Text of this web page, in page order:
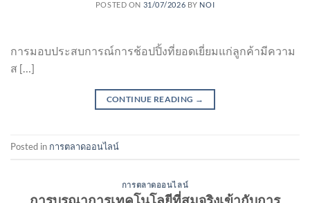
POSTED ON 31/07/2026 BY NOI
การมอบประสบการณ์การช้อปปิ้งที่ยอดเยี่ยมแก่ลูกค้ามีความ
ส […]
CONTINUE READING →
Posted in การตลาดออนไลน์
การตลาดออนไลน์